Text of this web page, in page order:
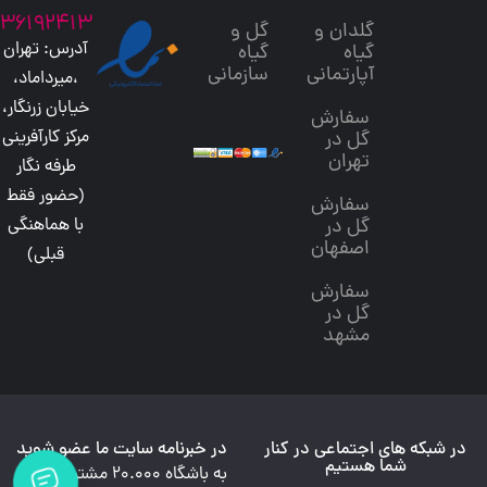
گلدان و
گیاه
آپارتمانی
سفارش
گل در
تهران
سفارش
گل در
اصفهان
سفارش
گل در
مشهد
گل و
گیاه
سازمانی
آدرس: تهران
،میرداماد،
خیابان زرنگار،
مرکز کارآفرینی
طرفه نگار
(حضور فقط
با هماهنگی
قبلی)
در شبکه های اجتماعی در کنار
شما هستیم
در خبرنامه سایت ما عضو شوید
به باشگاه 20.000 مشتری وفادار